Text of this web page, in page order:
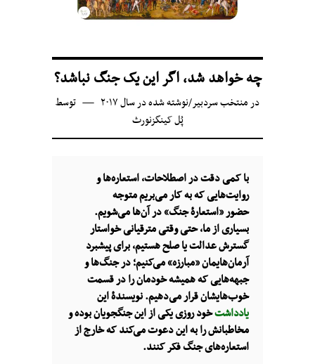
چه خواهد شد، اگر این یک جنگ نباشد؟
درمنتخب سردبیر/نوشته شده در سال ۲۰۱۷
توسط
پُل کینگزنورث
با کمی دقت در اصطلاحات، استعاره‌ها و
روایت‌هایی که به کار می‌بریم متوجه
حضور «استعارهٔ جنگ» در آن‌ها می‌شویم.
بسیاری از ما، حتی وقتی مترقیانی خواستار
گسترش عدالت یا صلح هستیم، برای پیشبرد
آرمان‌هایمان «مبارزه» می‌کنیم؛ در جنگ‌ها و
جبهه‌هایی که همیشه خودمان را در قسمت
خوب‌هایشان قرار می‌دهیم. نویسندهٔ این
یادداشتخود روزی یکی از این جنگجویان بوده و
مخاطبانش را به این دعوت می‌کند که خارج از
استعاره‌های جنگ فکر کنند.